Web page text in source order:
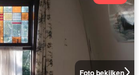
Foto bekijken